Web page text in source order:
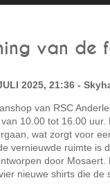
van de
2025, 21:36 -
van RSC
10.00 tot 16.00
wat zorgt voor
vernieuwde ruimte is
door
nieuwe shirts die de